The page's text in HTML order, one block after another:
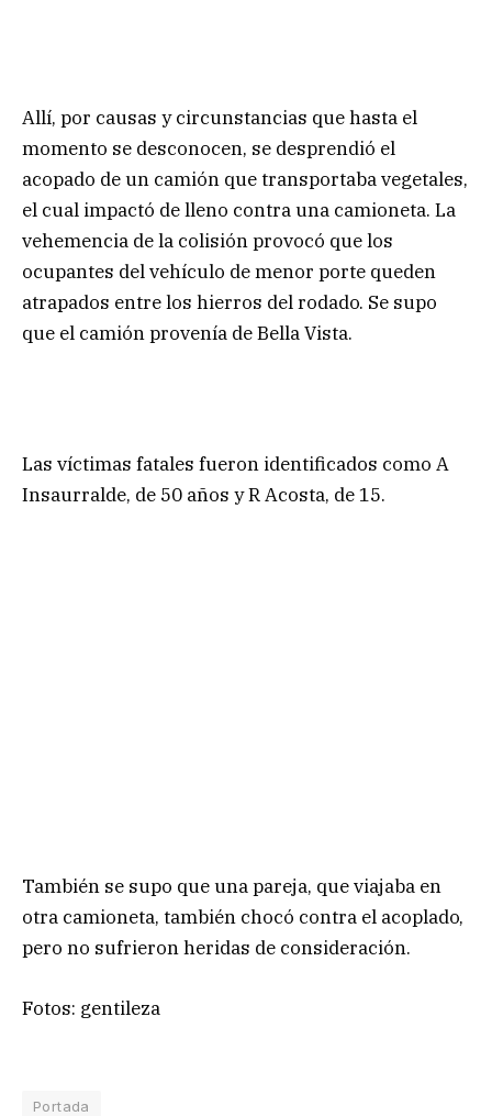
Allí, por causas y circunstancias que hasta el
momento se desconocen, se desprendió el
acopado de un camión que transportaba vegetales,
el cual impactó de lleno contra una camioneta. La
vehemencia de la colisión provocó que los
ocupantes del vehículo de menor porte queden
atrapados entre los hierros del rodado. Se supo
que el camión provenía de Bella Vista.
Las víctimas fatales fueron identificados como A
Insaurralde, de 50 años y R Acosta, de 15.
También se supo que una pareja, que viajaba en
otra camioneta, también chocó contra el acoplado,
pero no sufrieron heridas de consideración.
Fotos: gentileza
Portada